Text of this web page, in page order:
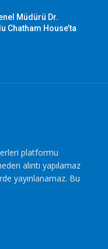
Müdürü Dr.
Chatham House’ta
platformu
alıntı yapılamaz
yayınlanamaz. Bu